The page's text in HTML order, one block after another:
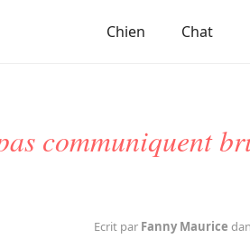
Chien Chat
communiquent
Ecrit par Fanny Maurice